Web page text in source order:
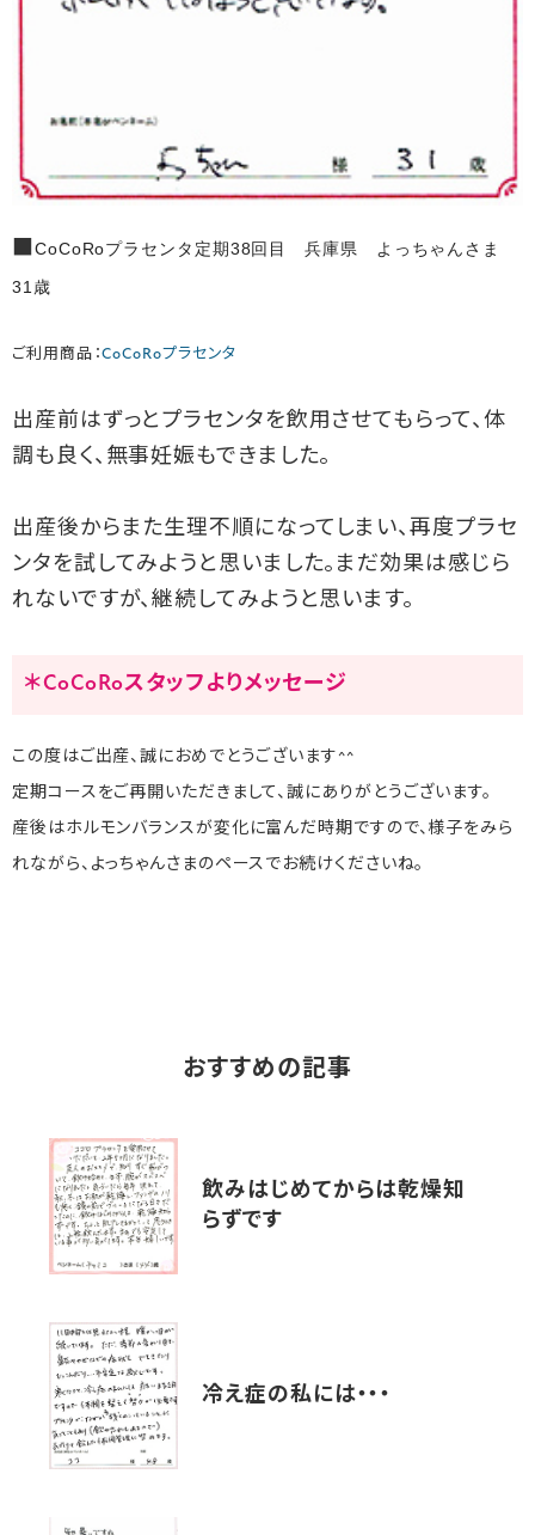
CoCoRoプラセンタ定期38回目 兵庫県 よっちゃんさま
31歳
ご利用商品：CoCoRoプラセンタ
出産前はずっとプラセンタを飲用させてもらって、体
調も良く、無事妊娠もできました。
出産後からまた生理不順になってしまい、再度プラセ
ンタを試してみようと思いました。まだ効果は感じら
れないですが、継続してみようと思います。
＊CoCoRoスタッフよりメッセージ
この度はご出産、誠におめでとうございます^^
定期コースをご再開いただきまして、誠にありがとうございます。
産後はホルモンバランスが変化に富んだ時期ですので、様子をみら
れながら、よっちゃんさまのペースでお続けくださいね。
おすすめの記事
飲みはじめてからは乾燥知
らずです
冷え症の私には・・・